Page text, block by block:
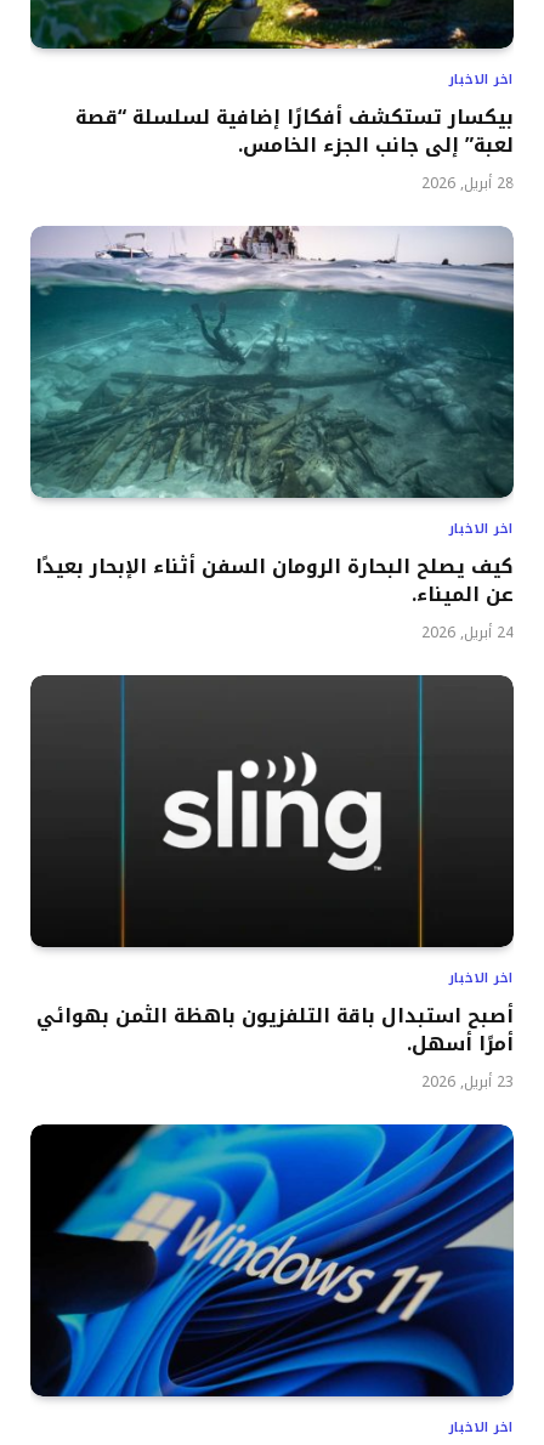
اخر الاخبار
بيكسار تستكشف أفكارًا إضافية لسلسلة “قصة
لعبة” إلى جانب الجزء الخامس.
28 أبريل, 2026
اخر الاخبار
كيف يصلح البحارة الرومان السفن أثناء الإبحار بعيدًا
عن الميناء.
24 أبريل, 2026
اخر الاخبار
أصبح استبدال باقة التلفزيون باهظة الثمن بهوائي
أمرًا أسهل.
23 أبريل, 2026
اخر الاخبار